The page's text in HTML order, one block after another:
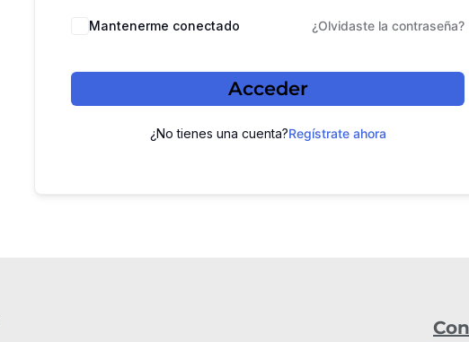
Mantenerme conectado ¿Olvidaste la contraseña?
Acceder
¿No tienes una cuenta?Regístrate ahora